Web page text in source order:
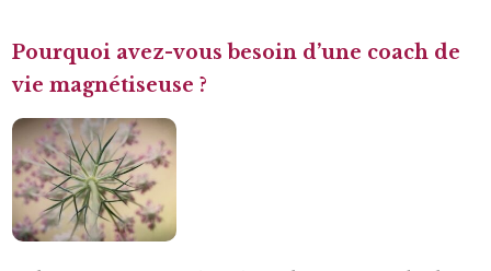
Pourquoi avez-vous besoin d’une coach de
vie magnétiseuse ?